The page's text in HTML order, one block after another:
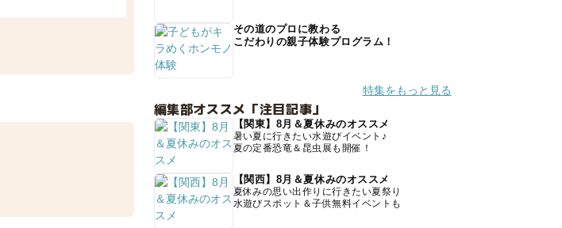
その道のプロに教わる
こだわりの親子体験プログラム！
特集をもっと見る
編集部オススメ「注目記事」
【関東】8月＆夏休みのオススメ
暑い夏に行きたい水遊びイベント♪
夏の定番恐竜＆昆虫展も開催！
【関西】8月＆夏休みのオススメ
夏休みの思い出作りに行きたい夏祭り
水遊びスポット＆子供無料イベントも